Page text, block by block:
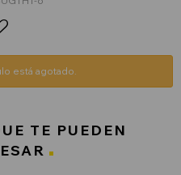
está agotado.
TE PUEDEN